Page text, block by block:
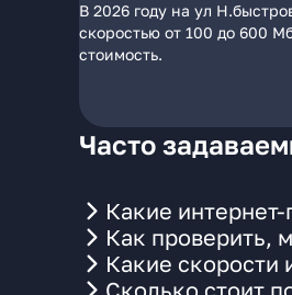
В 2026 году на ул
скоростью от 100 до 600
стоимость.
Часто
Какие
Как проверить,
Какие скорости
Сколько стоит